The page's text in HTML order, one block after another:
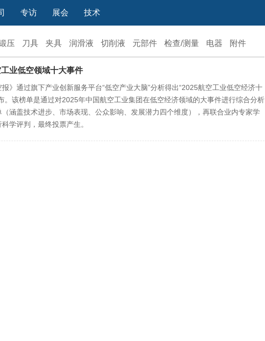
专访 展会 技术
压 刀具 夹具 润滑液 切削液 元部件 检查/测量 电器 附件
业低空领域十大事件
》通过旗下产业创新服务平台“低空产业大脑”分析得出“2025航空工业低空经济十
。该榜单是通过对2025年中国航空工业集团在低空经济领域的大事件进行综合分析
涵盖技术进步、市场表现、公众影响、发展潜力四个维度），再联合业内专家学
学评判，最终投票产生。